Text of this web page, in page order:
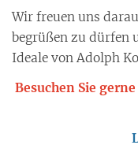
Wir freuen uns
begrüßen zu dürfen
Ideale von Adolph
Besuchen Sie